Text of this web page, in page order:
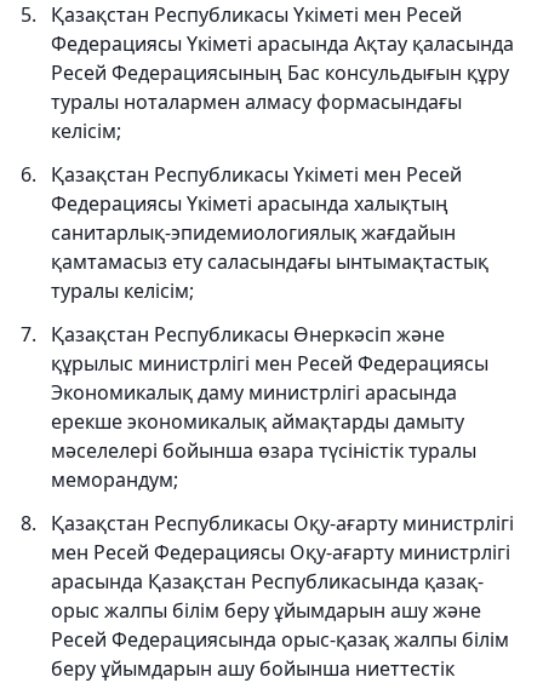
Қазақстан Республикасы Үкіметі мен Ресей
Федерациясы Үкіметі арасында Ақтау қаласында
Ресей Федерациясының Бас консульдығын құру
туралы ноталармен алмасу формасындағы
келісім;
Қазақстан Республикасы Үкіметі мен Ресей
Федерациясы Үкіметі арасында халықтың
санитарлық-эпидемиологиялық жағдайын
қамтамасыз ету саласындағы ынтымақтастық
туралы келісім;
Қазақстан Республикасы Өнеркәсіп және
құрылыс министрлігі мен Ресей Федерациясы
Экономикалық даму министрлігі арасында
ерекше экономикалық аймақтарды дамыту
мәселелері бойынша өзара түсіністік туралы
меморандум;
Қазақстан Республикасы Оқу-ағарту министрлігі
мен Ресей Федерациясы Оқу-ағарту министрлігі
арасында Қазақстан Республикасында қазақ-
орыс жалпы білім беру ұйымдарын ашу және
Ресей Федерациясында орыс-қазақ жалпы білім
беру ұйымдарын ашу бойынша ниеттестік